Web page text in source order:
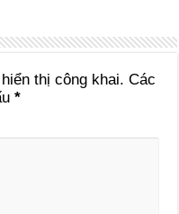
thị công khai. Các
*